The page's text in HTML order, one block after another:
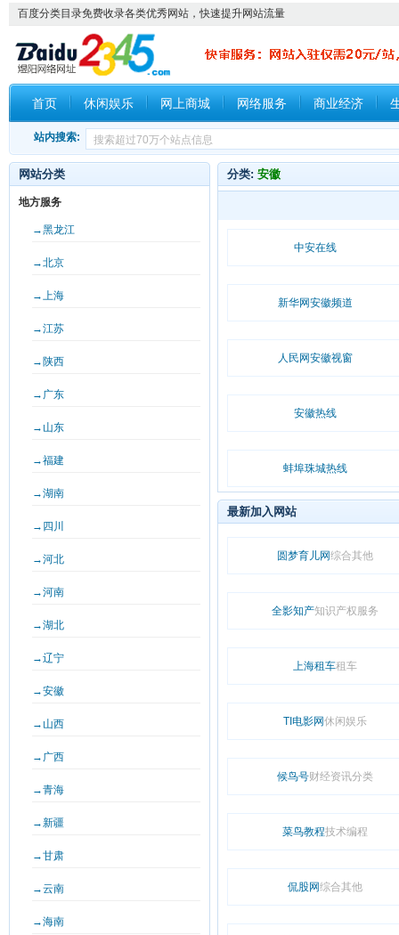
百度分类目录免费收录各类优秀网站，快速提升网站流量
首页 休闲娱乐 网上商城 网络服务 商业经济
站内搜索:
分类: 安徽
中安在线
新华网安徽频道
人民网安徽视窗
安徽热线
蚌埠珠城热线
最新加入网站
圆梦育儿网综合其他
全影知产知识产权服务
上海租车租车
TI电影网休闲娱乐
候鸟号财经资讯分类
菜鸟教程技术编程
侃股网综合其他
网站分类
地方服务
→黑龙江
→北京
→上海
→江苏
→陕西
→广东
→山东
→福建
→湖南
→四川
→河北
→河南
→湖北
→辽宁
→安徽
→山西
→广西
→青海
→新疆
→甘肃
→云南
→海南